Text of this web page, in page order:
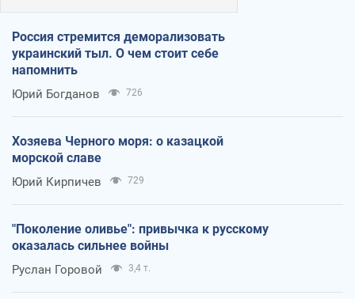
Россия стремится деморализовать
украинский тыл. О чем стоит себе
напомнить
Юрий Богданов 726
Хозяева Черного моря: о казацкой
морской славе
Юрий Кирпичев 729
"Поколение оливье": привычка к русскому
оказалась сильнее войны
Руслан Горовой 3,4 т.